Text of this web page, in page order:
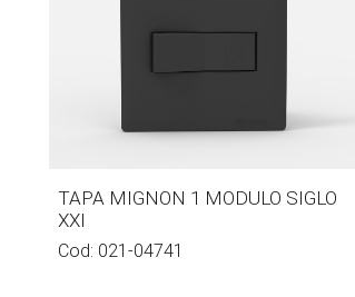
TAPA MIGNON 1 MODULO SIGLO
XXI
Cod: 021-04741